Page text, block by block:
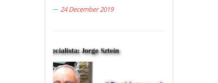
24 December 2019